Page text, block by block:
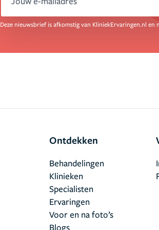
email
Deze nieuwsbrief is afkomstig van KliniekErvaringen.nl en
Ontdekken
Behandelingen
Klinieken
Specialisten
Ervaringen
Voor en na foto’s
Blogs